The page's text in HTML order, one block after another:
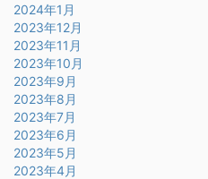
2024年1月
2023年12月
2023年11月
2023年10月
2023年9月
2023年8月
2023年7月
2023年6月
2023年5月
2023年4月